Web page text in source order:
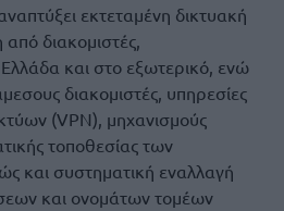
εκτεταμένη δικτυακή
διακομιστές,
και στο εξωτερικό, ενώ
διακομιστές, υπηρεσίες
(VPN), μηχανισμούς
τοποθεσίας των
και συστηματική εναλλαγή
και ονομάτων τομέων